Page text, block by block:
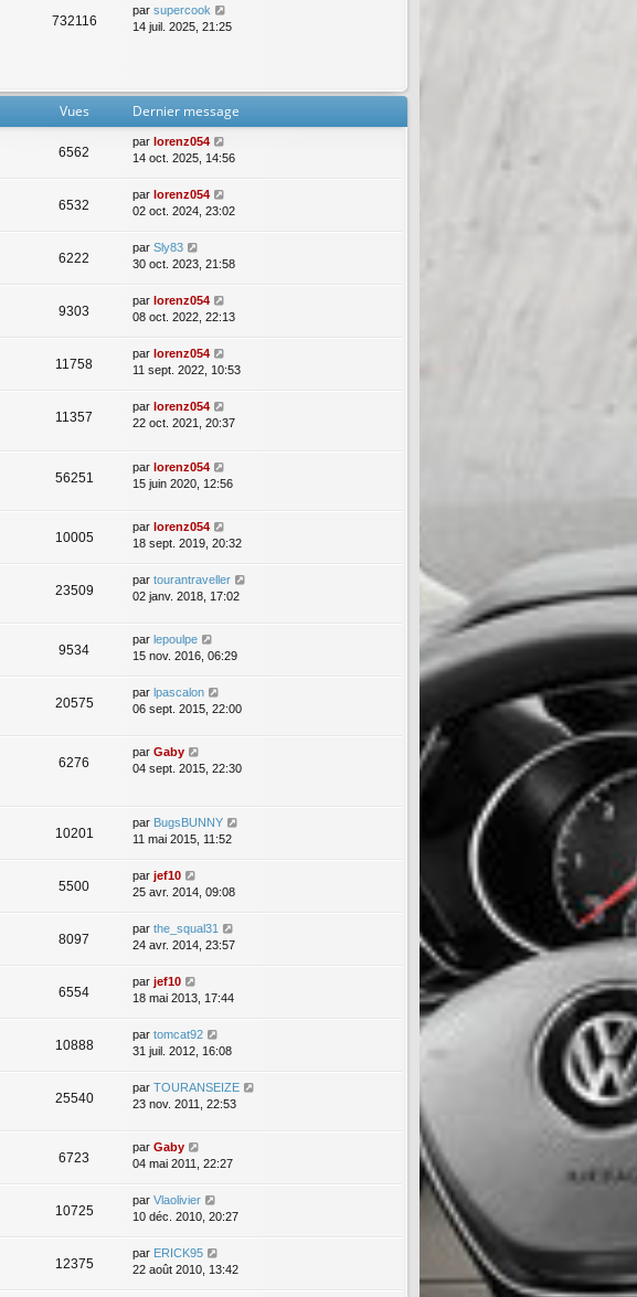
732116
par supercook
14 juil. 2025, 21:25
Vues Dernier message
6562
par lorenz054
14 oct. 2025, 14:56
6532
par lorenz054
02 oct. 2024, 23:02
6222
par Sly83
30 oct. 2023, 21:58
9303
par lorenz054
08 oct. 2022, 22:13
11758
par lorenz054
11 sept. 2022, 10:53
11357
par lorenz054
22 oct. 2021, 20:37
56251
par lorenz054
15 juin 2020, 12:56
10005
par lorenz054
18 sept. 2019, 20:32
23509
par tourantraveller
02 janv. 2018, 17:02
9534
par lepoulpe
15 nov. 2016, 06:29
20575
par lpascalon
06 sept. 2015, 22:00
6276
par Gaby
04 sept. 2015, 22:30
10201
par BugsBUNNY
11 mai 2015, 11:52
5500
par jef10
25 avr. 2014, 09:08
8097
par the_squal31
24 avr. 2014, 23:57
6554
par jef10
18 mai 2013, 17:44
10888
par tomcat92
31 juil. 2012, 16:08
25540
par TOURANSEIZE
23 nov. 2011, 22:53
6723
par Gaby
04 mai 2011, 22:27
10725
par Vlaolivier
10 déc. 2010, 20:27
12375
par ERICK95
22 août 2010, 13:42